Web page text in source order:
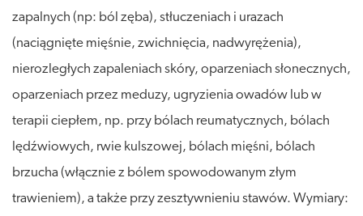
zapalnych (np: ból zęba), stłuczeniach i urazach
(naciągnięte mięśnie, zwichnięcia, nadwyrężenia),
nierozległych zapaleniach skóry, oparzeniach słonecznych,
oparzeniach przez meduzy, ugryzienia owadów lub w
terapii ciepłem, np. przy bólach reumatycznych, bólach
lędźwiowych, rwie kulszowej, bólach mięśni, bólach
brzucha (włącznie z bólem spowodowanym złym
trawieniem), a także przy zesztywnieniu stawów. Wymiary: